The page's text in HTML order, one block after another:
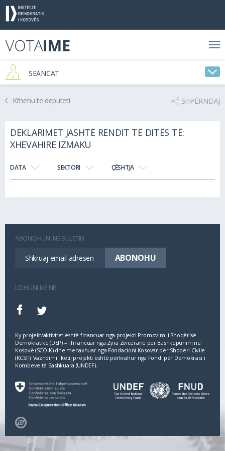
SEANCAT
Kthehu te deputeti SHPËRNDAJ
DEKLARIMET JASHTË RENDIT TË DITËS TË:
XHEVAHIRE IZMAKU
DATA SEKTORI ÇËSHTJA
ABONOHUNI NË BULETIN
LIDHUNI ME NE
Ky projekt/aktivitet është financuar nga projekti Promovimi i Shoqërisë
Demokratike (DSP) – i financuar nga Zyra Zvicerane për Bashkëpunim në
Kosovë (SCO‐K) dhe menaxhuar nga Fondacioni Kosovar për Shoqëri Civile
(KCSF). Vazhdimi i këtij projekti është përkrahur nga Fondi për Demokraci i
Kombeve të Bashkuara (UNDEF).